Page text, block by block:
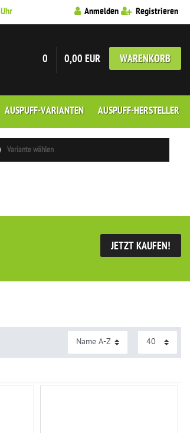
Anmelden Registrieren
0 0,00 EUR WARENKORB
AUSPUFF-VARIANTEN AUSPUFF-HERSTELLER
Variante wählen
JETZT KAUFEN!